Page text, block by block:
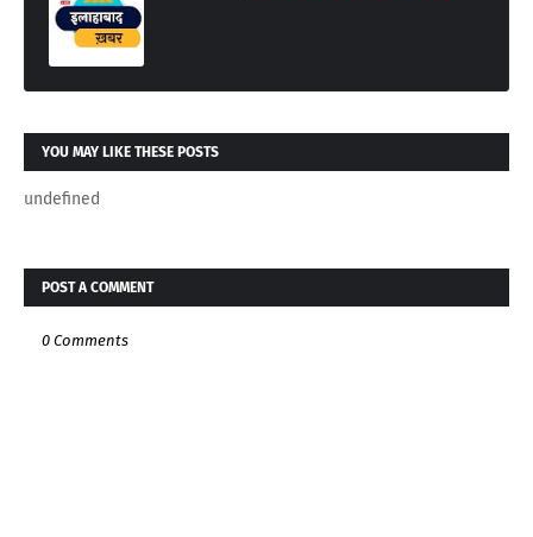
YOU MAY LIKE THESE POSTS
undefined
POST A COMMENT
0 Comments